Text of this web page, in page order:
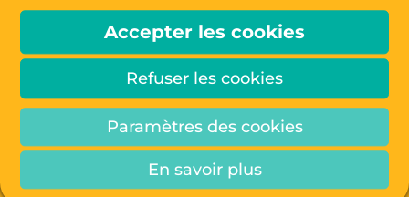
Les services Hiptown
Bureaux à louer
Accepter les cookies
Refuser les cookies
En savoir plus
Paramètres des cookies